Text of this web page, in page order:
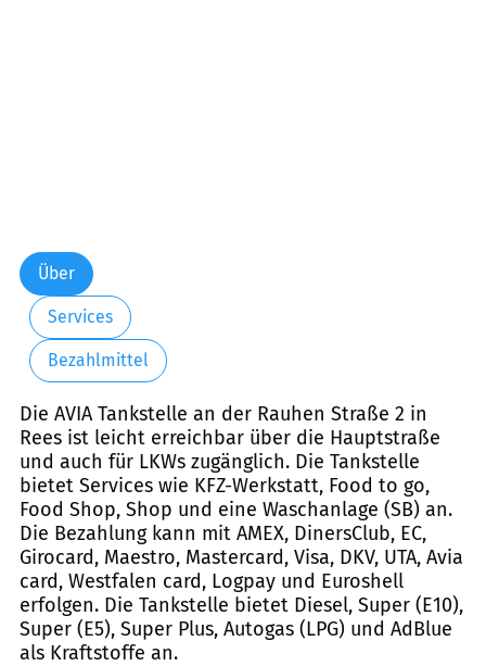
Über
Services
Bezahlmittel
Die AVIA Tankstelle an der Rauhen Straße 2 in
Rees ist leicht erreichbar über die Hauptstraße
und auch für LKWs zugänglich. Die Tankstelle
bietet Services wie KFZ-Werkstatt, Food to go,
Food Shop, Shop und eine Waschanlage (SB) an.
Die Bezahlung kann mit AMEX, DinersClub, EC,
Girocard, Maestro, Mastercard, Visa, DKV, UTA, Avia
card, Westfalen card, Logpay und Euroshell
erfolgen. Die Tankstelle bietet Diesel, Super (E10),
Super (E5), Super Plus, Autogas (LPG) und AdBlue
als Kraftstoffe an.